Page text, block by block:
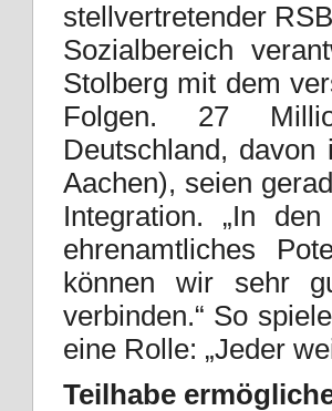
stellvertretender
Sozialbereich
Stolberg mit dem
Folgen. 27
Deutschland,
Aachen), seien
Integration. „In
ehrenamtliches
können wir sehr
verbinden.“ So
eine Rolle: „Jeder
Teilhabe